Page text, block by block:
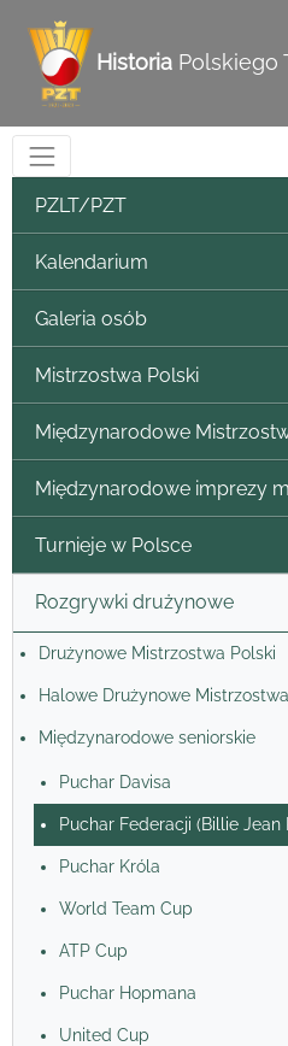
Historia Polskiego
PZLT/PZT
Kalendarium
Galeria osób
Mistrzostwa Polski
Międzynarodowe
Międzynarodowe imprezy
Turnieje w Polsce
Rozgrywki drużynowe
Drużynowe Mistrzostwa Polski
Halowe Drużynowe
Międzynarodowe seniorskie
Puchar Davisa
Puchar Federacji (Billie Jean
Puchar Króla
World Team Cup
ATP Cup
Puchar Hopmana
United Cup